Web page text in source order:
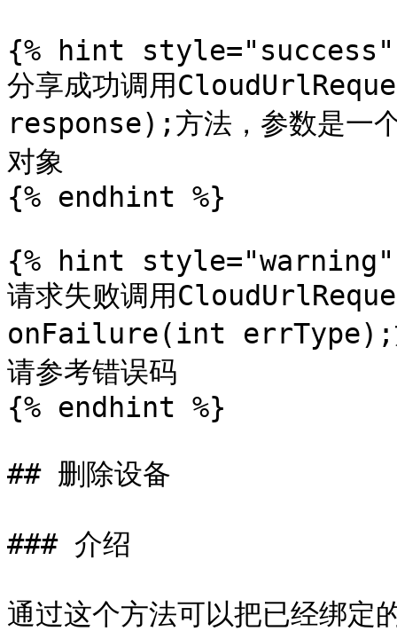
{% hint style="success"
分享成功调用
response);方法，参数是一
对象
{% endhint %}
{% hint style="warning"
请求失败调用
onFailure(int errType);方
请参考错误码
{% endhint %}
## 删除设备
### 介绍
通过这个方法可以把已经绑定